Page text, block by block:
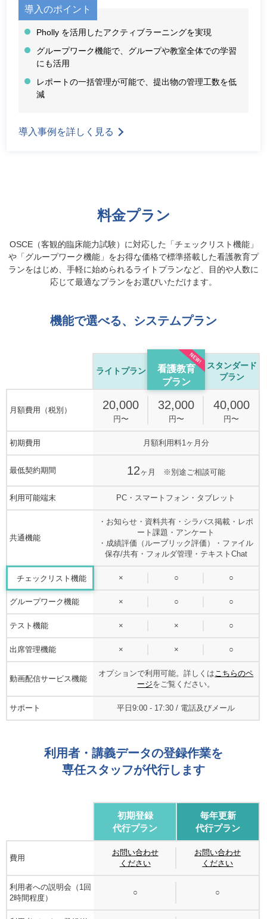
導入のポイント
Pholly を活用したアクティブラーニングを実現
グループワーク機能で、グループや教室全体での学習
にも活用
レポートの一括管理が可能で、提出物の管理工数を低
減
導入事例を詳しく見る
料金プラン
OSCE（客観的臨床能力試験）に対応した「チェックリスト機能」
や「グループワーク機能」をお得な価格で標準搭載した看護教育プ
ランをはじめ、 手軽に始められるライトプランなど、目的や人数に
応じて最適なプランをお選びいただけます。
機能で選べる、システムプラン
ライトプラン
看護教育
プラン
スタンダード
プラン
月額費用（税別） 20,000
円〜
32,000
円〜
40,000
円〜
初期費用 月額利用料1ヶ月分
最低契約期間 12ヶ月 ※別途ご相談可能
利用可能端末 PC・スマートフォン・タブレット
共通機能
・お知らせ・資料共有・シラバス掲載・レポ
ート課題・アンケート
・成績評価（ルーブリック評価）・ファイル
保存/共有・フォルダ管理・テキストChat
チェックリスト機能 × ○ ○
グループワーク機能 × ○ ○
テスト機能 × × ○
出席管理機能 × × ○
動画配信サービス機能
オプションで利用可能。詳しくは こちらのペ
ージをご覧ください。
サポート 平日9:00 - 17:30 / 電話及びメール
利用者・講義データの登録作業を
専任スタッフが代行します
初期登録
代行プラン
毎年更新
代行プラン
費用
お問い合わせ
ください
お問い合わせ
ください
利用者への説明会（1回
2時間程度）
○ ○